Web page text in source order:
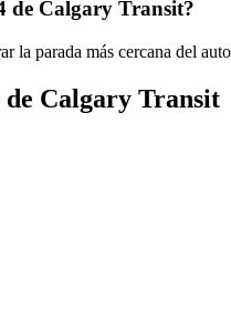
de Calgary Transit?
la parada más cercana del
de Calgary Transit